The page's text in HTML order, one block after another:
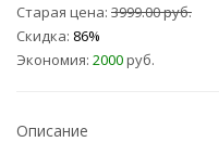
Старая цена: 3999.00 руб.
Скидка: 86%
Экономия: 2000руб.
Описание